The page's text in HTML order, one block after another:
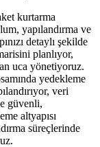
kurtarma
yapılandırma ve
detaylı şekilde
planlıyor,
uca yönetiyoruz.
yedekleme
veri
güvenli,
altyapısı
süreçlerinde